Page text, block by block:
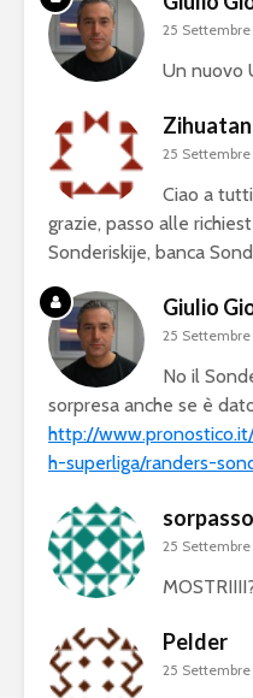
25
Un nuovo
25
Ciao a
grazie, passo alle
Sonderiskije, banca
Giulio
25 Settembre
No il
sorpresa anche se è
http://
h-superliga/randers-
sorpasso
25
Pelder
25 Settembre